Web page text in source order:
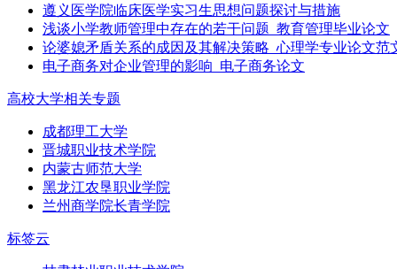
遵义医学院临床医学实习生思想问题探讨与措施
浅谈小学教师管理中存在的若干问题_教育管理毕业论文
论婆媳矛盾关系的成因及其解决策略_心理学专业论文范
电子商务对企业管理的影响_电子商务论文
高校大学相关专题
成都理工大学
晋城职业技术学院
内蒙古师范大学
黑龙江农垦职业学院
兰州商学院长青学院
标签云